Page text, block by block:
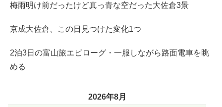
梅雨明け前だったけど真っ青な空だった大佐倉3景
京成大佐倉、この日見つけた変化1つ
2泊3日の富山旅エピローグ・一服しながら路面電車を眺
める
2026年8月